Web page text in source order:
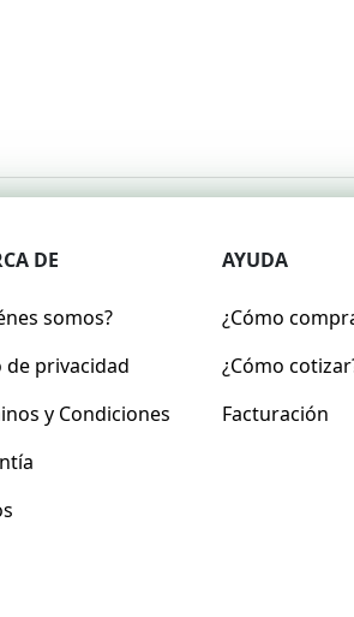
DE
somos?
de privacidad
y Condiciones
AYUDA
¿Cómo
¿Cómo
Facturación